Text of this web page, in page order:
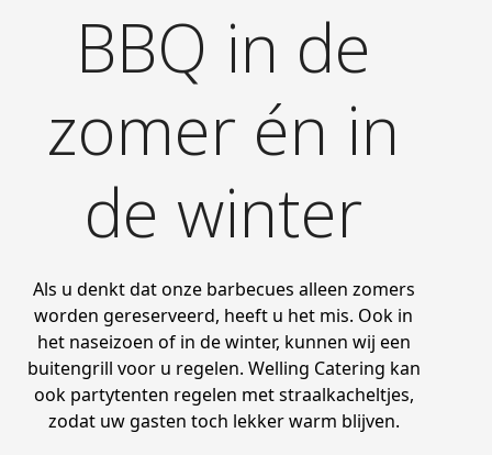
BBQ in de
zomer én in
de winter
Als u denkt dat onze barbecues alleen zomers
worden gereserveerd, heeft u het mis. Ook in
het naseizoen of in de winter, kunnen wij een
buitengrill voor u regelen. Welling Catering kan
ook partytenten regelen met straalkacheltjes,
zodat uw gasten toch lekker warm blijven.